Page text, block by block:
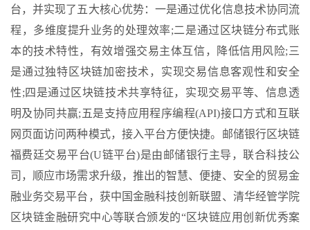
台，并实现了五大核心优势：一是通过优化信息技术协同流
程，多维度提升业务的处理效率;二是通过区块链分布式账
本的技术特性，有效增强交易主体互信，降低信用风险;三
是通过独特区块链加密技术，实现交易信息客观性和安全
性;四是通过区块链技术共享特征，实现交易平等、信息透
明及协同共赢;五是支持应用程序编程(API)接口方式和互联
网页面访问两种模式，接入平台方便快捷。邮储银行区块链
福费廷交易平台(U链平台)是由邮储银行主导，联合科技公
司，顺应市场需求升级，推出的智慧、便捷、安全的贸易金
融业务交易平台，获中国金融科技创新联盟、清华经管学院
区块链金融研究中心等联合颁发的“区块链应用创新优秀案